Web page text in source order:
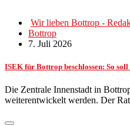
Wir lieben Bottrop -
Bottrop
7. Juli 2026
ISEK für Bottrop beschlossen: So
Die Zentrale Innenstadt in
weiterentwickelt werden. Der